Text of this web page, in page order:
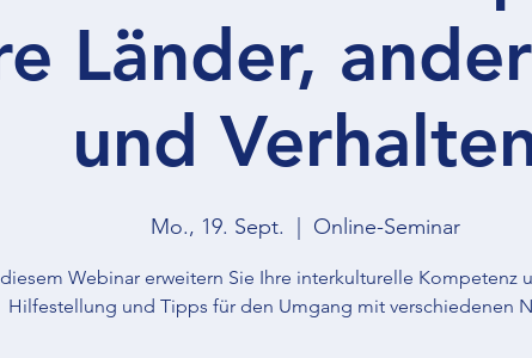
Länder,
und
Mo., 19. Sept. Online-Seminar
Webinar erweitern Sie Ihre interkulturelle Kompetenz
Hilfestellung und Tipps für den Umgang mit verschiedenen